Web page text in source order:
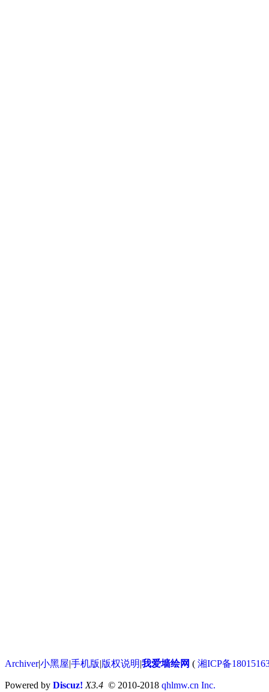
Archiver|小黑屋|手机版|版权说明|我爱墙绘网 ( 湘ICP备
Powered by Discuz! X3.4 © 2010-2018 qhlmw.cn Inc.